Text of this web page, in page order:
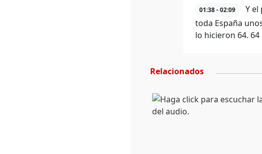
01:38 - 02:09
Y
toda España
lo hicieron 64.
Relacionados